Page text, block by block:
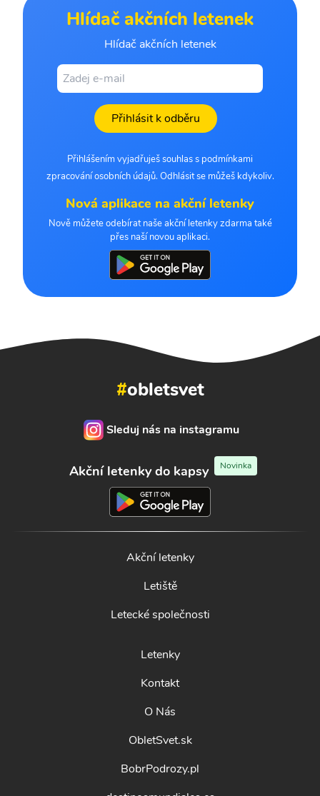
Hlídač akčních letenek
Hlídač akčních letenek
Přihlásit k odběru
Přihlášením vyjadřuješ souhlas s podmínkami
zpracování osobních údajů. Odhlásit se můžeš kdykoliv.
Nová aplikace na akční letenky
Nově můžete odebírat naše akční letenky zdarma také
přes naší novou aplikaci.
#obletsvet
Sleduj nás na instagramu
Akční letenky do kapsy Novinka
Akční letenky
Letiště
Letecké společnosti
Letenky
Kontakt
O Nás
ObletSvet.sk
BobrPodrozy.pl